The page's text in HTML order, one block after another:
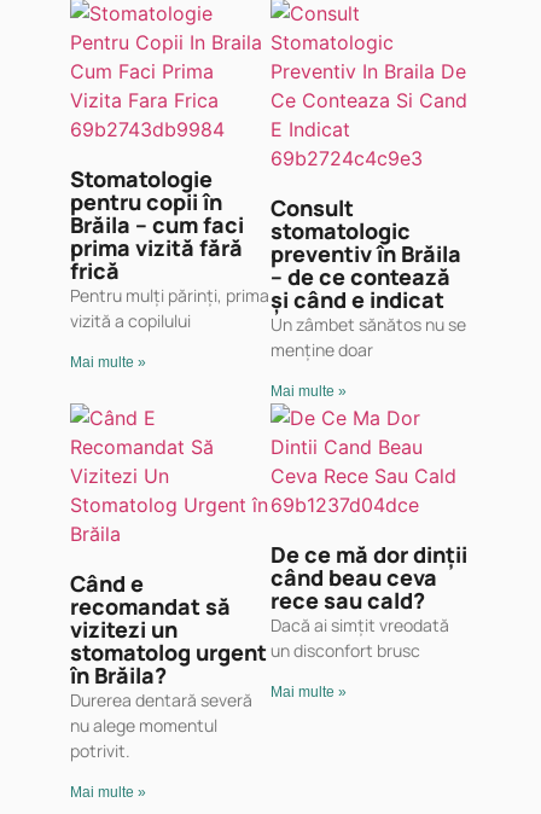
Stomatologie
pentru copii în
Brăila – cum faci
prima vizită fără
frică
Pentru mulți părinți, prima
vizită a copilului
Mai multe »
Consult
stomatologic
preventiv în Brăila
– de ce contează
și când e indicat
Un zâmbet sănătos nu se
menține doar
Mai multe »
Când e
recomandat să
vizitezi un
stomatolog urgent
în Brăila?
Durerea dentară severă
nu alege momentul
potrivit.
Mai multe »
De ce mă dor dinții
când beau ceva
rece sau cald?
Dacă ai simțit vreodată
un disconfort brusc
Mai multe »